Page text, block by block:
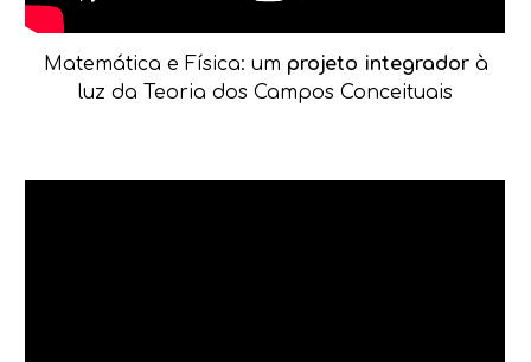
Matemática e Física: um projeto integradorà
luz da Teoria dos Campos Conceituais